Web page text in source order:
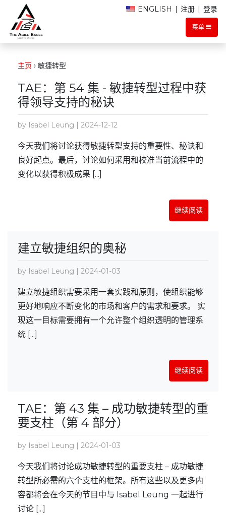
菜单
ENGLISH | 注册 | 登录
主页 › 敏捷转型
TAE：第 54 集 - 敏捷转型过程中获
得领导支持的秘诀
by Isabel Leung | 2024-12-12
今天我们将讨论获得敏捷转型支持的重要性、秘诀和
良好起点。最后，讨论如何采用和校准当前流程中的
变化以获得积极成果 [...]
继续阅读
建立敏捷组织的奥秘
by Isabel Leung | 2024-01-03
建立敏捷组织需要采用一套实践和原则，使组织能够
更好地响应不断变化的市场和客户的需求和要求。 实
现这一目标需要拥有一个允许整个组织透明的管理系
统 [...]
继续阅读
TAE：第 43 集 – 成功敏捷转型的重
要支柱（第 4 部分）
by Isabel Leung | 2024-01-03
今天我们将讨论成功敏捷转型的重要支柱 – 成功敏捷
转型所必需的六个支柱的框架。所有这些以及更多内
容都将会在今天的节目中与 Isabel Leung 一起进行
讨论 [...]